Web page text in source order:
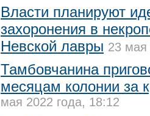
Власти планируют
захоронения в
Невской лавры 23 мая
Тамбовчанина
месяцам колонии за
мая 2022 года, 18:12